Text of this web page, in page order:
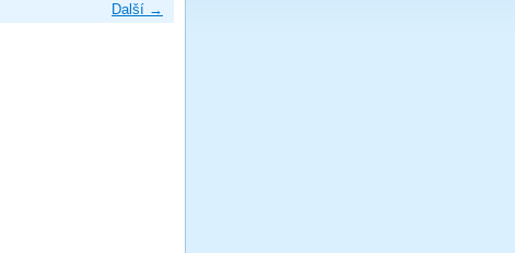
Další →